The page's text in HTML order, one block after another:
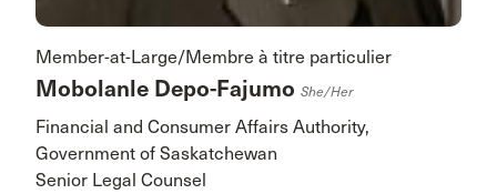
Member-at-Large/Membre à titre particulier
Mobolanle Depo-Fajumo She/her
Financial and Consumer Affairs Authority,
Government of Saskatchewan
Senior Legal Counsel